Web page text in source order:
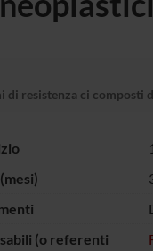
di resistenza ci
(o referenti